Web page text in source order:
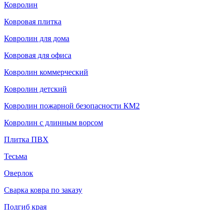
Ковролин
Ковровая плитка
Ковролин для дома
Ковровая для офиса
Ковролин коммерческий
Ковролин детский
Ковролин пожарной безопасности КМ2
Ковролин с длинным ворсом
Плитка ПВХ
Тесьма
Оверлок
Сварка ковра по заказу
Подгиб края